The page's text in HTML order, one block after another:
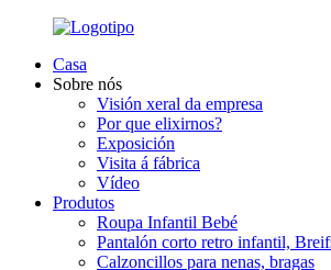
Casa
Sobre nós
Visión xeral da empresa
Por que elixirnos?
Exposición
Visita á fábrica
Vídeo
Produtos
Roupa Infantil Bebé
Pantalón corto retro infantil,
Calzoncillos para nenas, bragas